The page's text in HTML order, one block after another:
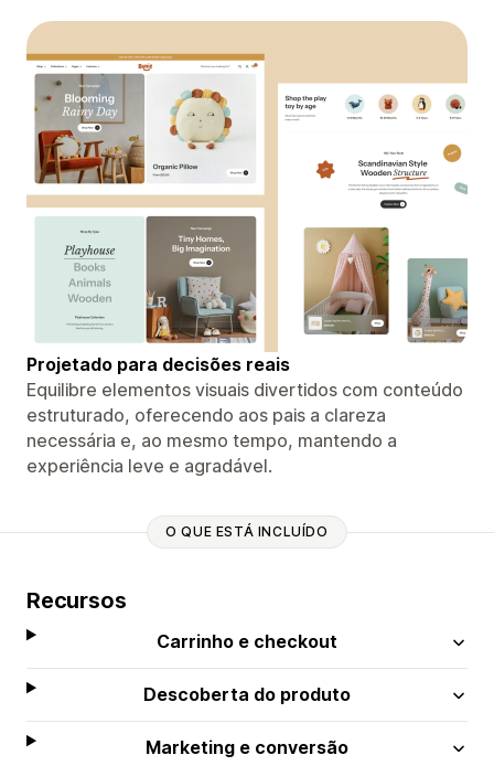
Projetado para decisões reais
Equilibre elementos visuais divertidos com conteúdo
estruturado, oferecendo aos pais a clareza
necessária e, ao mesmo tempo, mantendo a
experiência leve e agradável.
O QUE ESTÁ INCLUÍDO
Recursos
Carrinho e checkout
Descoberta do produto
Marketing e conversão